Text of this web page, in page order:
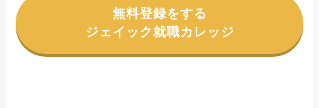
無料登録をする
ジェイック就職カレッジ